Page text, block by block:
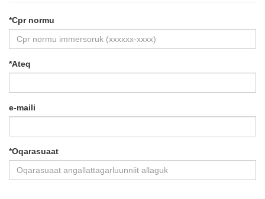
*Cpr normu
*Ateq
e-maili
*Oqarasuaat